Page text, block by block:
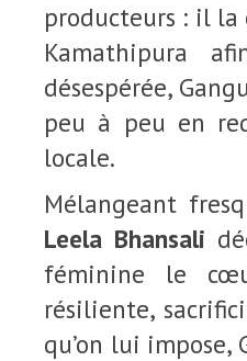
producteurs : il
Kamathipura
désespérée,
peu à peu en
locale.
Mélangeant
Leela Bhansali
féminine le
résiliente,
qu’on lui impose,